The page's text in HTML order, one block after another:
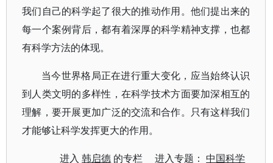
我们自己的科学起了很大的推动作用。他们提出来的
每一个案例背后，都有着深厚的科学精神支撑，也都
有科学方法的体现。
当今世界格局正在进行重大变化，应当始终认识
到人类文明的多样性，在科学技术方面要加深相互的
理解，要开展更加广泛的交流和合作。只有这样我们
才能够让科学发挥更大的作用。
进入韩启德 的专栏 进入专题：中国科学